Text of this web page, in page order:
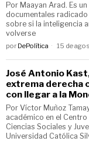
Por Maayan Arad. Es
documentales
sobre si la inteligencia
volverse
por DePolítica 15 de
José Antonio
extrema derecha
con llegar a la
Por Víctor Muñoz
académico en el
Ciencias Sociales y
Universidad Católica